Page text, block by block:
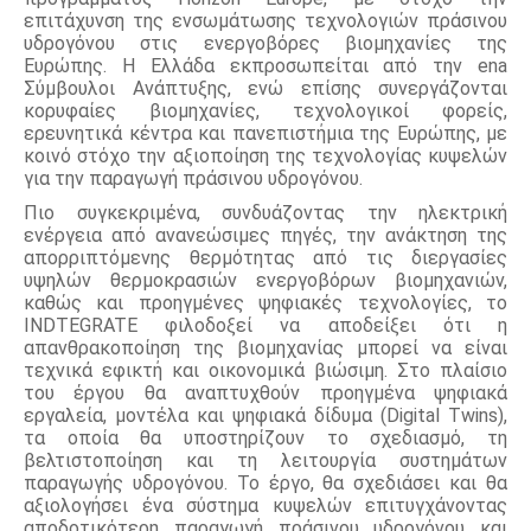
επιτάχυνση της ενσωμάτωσης τεχνολογιών πράσινου
υδρογόνου στις ενεργοβόρες βιομηχανίες της
Ευρώπης. Η Ελλάδα εκπροσωπείται από την ena
Σύμβουλοι Ανάπτυξης, ενώ επίσης συνεργάζονται
κορυφαίες βιομηχανίες, τεχνολογικοί φορείς,
ερευνητικά κέντρα και πανεπιστήμια της Ευρώπης, με
κοινό στόχο την αξιοποίηση της τεχνολογίας κυψελών
για την παραγωγή πράσινου υδρογόνου.
Πιο συγκεκριμένα, συνδυάζοντας την ηλεκτρική
ενέργεια από ανανεώσιμες πηγές, την ανάκτηση της
απορριπτόμενης θερμότητας από τις διεργασίες
υψηλών θερμοκρασιών ενεργοβόρων βιομηχανιών,
καθώς και προηγμένες ψηφιακές τεχνολογίες, το
INDTEGRATE φιλοδοξεί να αποδείξει ότι η
απανθρακοποίηση της βιομηχανίας μπορεί να είναι
τεχνικά εφικτή και οικονομικά βιώσιμη. Στο πλαίσιο
του έργου θα αναπτυχθούν προηγμένα ψηφιακά
εργαλεία, μοντέλα και ψηφιακά δίδυμα (Digital Twins),
τα οποία θα υποστηρίζουν το σχεδιασμό, τη
βελτιστοποίηση και τη λειτουργία συστημάτων
παραγωγής υδρογόνου. Το έργο, θα σχεδιάσει και θα
αξιολογήσει ένα σύστημα κυψελών επιτυγχάνοντας